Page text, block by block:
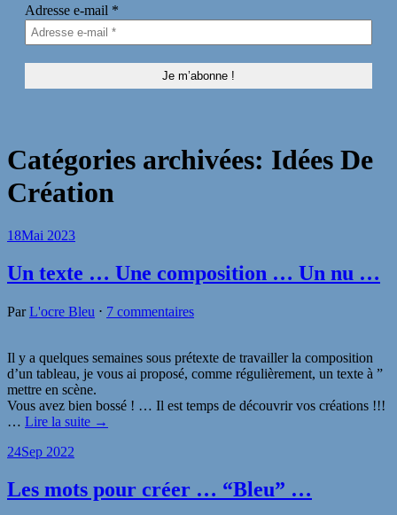
Adresse e-mail *
Catégories archivées: Idées De
Création
18Mai 2023
Un texte … Une composition … Un nu …
ParL'ocre Bleu ⋅ 7 commentaires
Il y a quelques semaines sous prétexte de travailler la composition
d’un tableau, je vous ai proposé, comme régulièrement, un texte à ”
mettre en scène.
Vous avez bien bossé ! … Il est temps de découvrir vos créations !!!
… Lire la suite →
24Sep 2022
Les mots pour créer … “Bleu” …